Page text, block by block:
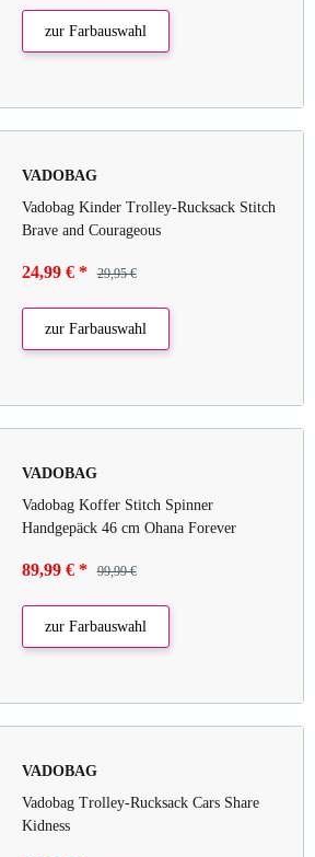
zur Farbauswahl
VADOBAG
Vadobag Kinder Trolley-Rucksack Stitch
Brave and Courageous
24,99 € * 29,95 €
zur Farbauswahl
VADOBAG
Vadobag Koffer Stitch Spinner
Handgepäck 46 cm Ohana Forever
89,99 € * 99,99 €
zur Farbauswahl
VADOBAG
Vadobag Trolley-Rucksack Cars Share
Kidness